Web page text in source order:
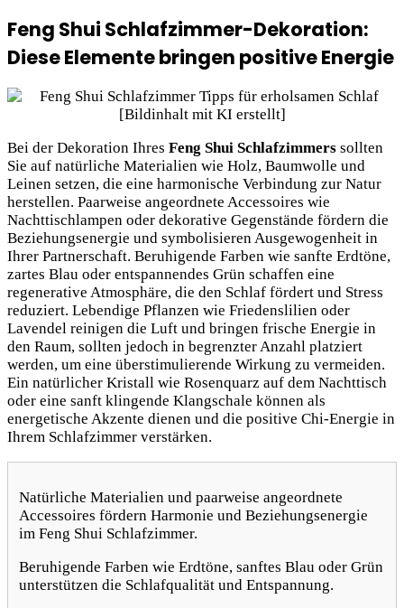
Feng Shui Schlafzimmer-Dekoration:
Diese Elemente bringen positive Energie
Bei der Dekoration Ihres Feng Shui Schlafzimmers sollten
Sie auf natürliche Materialien wie Holz, Baumwolle und
Leinen setzen, die eine harmonische Verbindung zur Natur
herstellen. Paarweise angeordnete Accessoires wie
Nachttischlampen oder dekorative Gegenstände fördern die
Beziehungsenergie und symbolisieren Ausgewogenheit in
Ihrer Partnerschaft. Beruhigende Farben wie sanfte Erdtöne,
zartes Blau oder entspannendes Grün schaffen eine
regenerative Atmosphäre, die den Schlaf fördert und Stress
reduziert. Lebendige Pflanzen wie Friedenslilien oder
Lavendel reinigen die Luft und bringen frische Energie in
den Raum, sollten jedoch in begrenzter Anzahl platziert
werden, um eine überstimulierende Wirkung zu vermeiden.
Ein natürlicher Kristall wie Rosenquarz auf dem Nachttisch
oder eine sanft klingende Klangschale können als
energetische Akzente dienen und die positive Chi-Energie in
Ihrem Schlafzimmer verstärken.
Natürliche Materialien und paarweise angeordnete
Accessoires fördern Harmonie und Beziehungsenergie
im Feng Shui Schlafzimmer.
Beruhigende Farben wie Erdtöne, sanftes Blau oder Grün
unterstützen die Schlafqualität und Entspannung.